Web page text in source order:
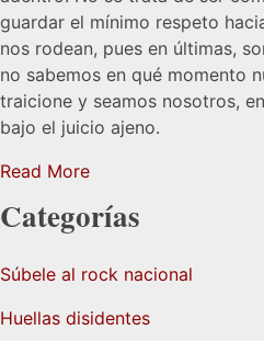
guardar el mínimo respeto
nos rodean, pues en últimas,
no sabemos en qué momento
traicione y seamos nosotros,
bajo el juicio ajeno.
Read More
Categorías
Súbele al rock nacional
Huellas disidentes